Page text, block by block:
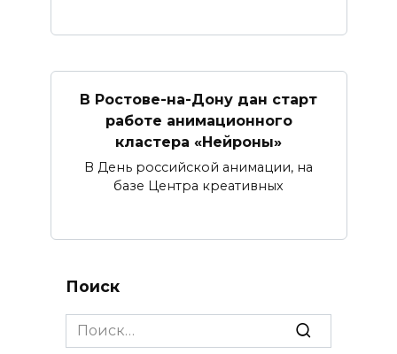
В Ростове-на-Дону дан старт
работе анимационного
кластера «Нейроны»
В День российской анимации, на
базе Центра креативных
Поиск
Search
for: